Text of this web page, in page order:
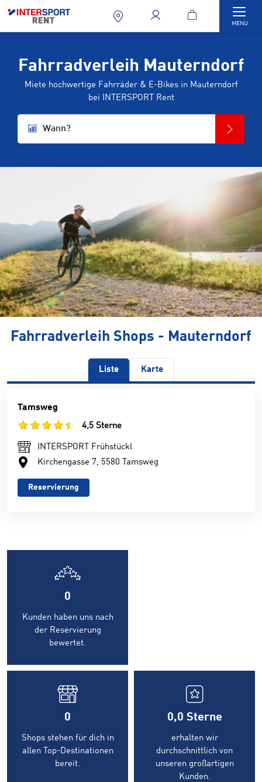
MENU
Fahrradverleih Mauterndorf
Miete hochwertige Fahrräder & E-Bikes in Mauterndorf
bei INTERSPORT Rent
Wann?
Fahrradverleih Shops - Mauterndorf
Liste Karte
Tamsweg
4,5 Sterne
INTERSPORT Frühstückl
Kirchengasse 7, 5580 Tamsweg
Reservierung
0
Kunden haben uns nach
der Reservierung
bewertet.
0
Shops stehen für dich in
allen Top-Destinationen
bereit.
0,0 Sterne
erhalten wir
durchschnittlich von
unseren großartigen
Kunden.